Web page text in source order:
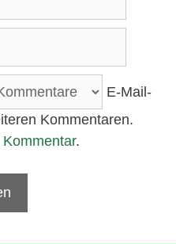
E-Mail-
Kommentaren.
.